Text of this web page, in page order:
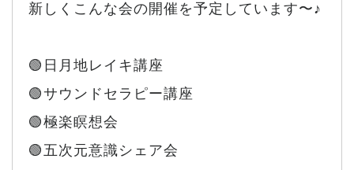
新しくこんな会の開催を予定しています〜♪
🟢日月地レイキ講座
🟢サウンドセラピー講座
🟢極楽瞑想会
🟢五次元意識シェア会